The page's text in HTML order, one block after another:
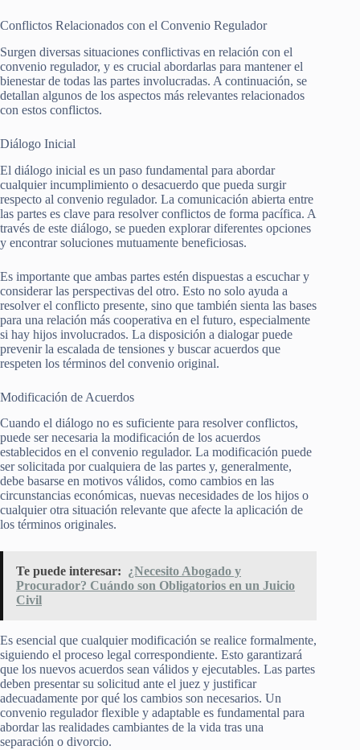
Conflictos Relacionados con el Convenio Regulador
Surgen diversas situaciones conflictivas en relación con el
convenio regulador, y es crucial abordarlas para mantener el
bienestar de todas las partes involucradas. A continuación, se
detallan algunos de los aspectos más relevantes relacionados
con estos conflictos.
Diálogo Inicial
El diálogo inicial es un paso fundamental para abordar
cualquier incumplimiento o desacuerdo que pueda surgir
respecto al convenio regulador. La comunicación abierta entre
las partes es clave para resolver conflictos de forma pacífica. A
través de este diálogo, se pueden explorar diferentes opciones
y encontrar soluciones mutuamente beneficiosas.
Es importante que ambas partes estén dispuestas a escuchar y
considerar las perspectivas del otro. Esto no solo ayuda a
resolver el conflicto presente, sino que también sienta las bases
para una relación más cooperativa en el futuro, especialmente
si hay hijos involucrados. La disposición a dialogar puede
prevenir la escalada de tensiones y buscar acuerdos que
respeten los términos del convenio original.
Modificación de Acuerdos
Cuando el diálogo no es suficiente para resolver conflictos,
puede ser necesaria la modificación de los acuerdos
establecidos en el convenio regulador. La modificación puede
ser solicitada por cualquiera de las partes y, generalmente,
debe basarse en motivos válidos, como cambios en las
circunstancias económicas, nuevas necesidades de los hijos o
cualquier otra situación relevante que afecte la aplicación de
los términos originales.
Te puede interesar: ¿Necesito Abogado y
Procurador? Cuándo son Obligatorios en un Juicio
Civil
Es esencial que cualquier modificación se realice formalmente,
siguiendo el proceso legal correspondiente. Esto garantizará
que los nuevos acuerdos sean válidos y ejecutables. Las partes
deben presentar su solicitud ante el juez y justificar
adecuadamente por qué los cambios son necesarios. Un
convenio regulador flexible y adaptable es fundamental para
abordar las realidades cambiantes de la vida tras una
separación o divorcio.